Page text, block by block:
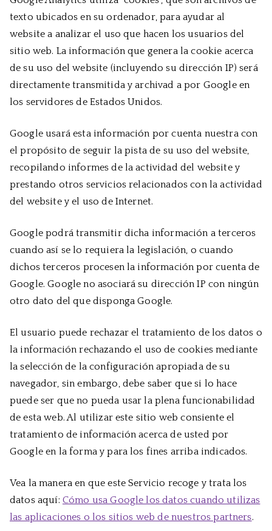
texto ubicados en su ordenador, para ayudar al
website a analizar el uso que hacen los usuarios del
sitio web. La información que genera la cookie acerca
de su uso del website (incluyendo su dirección IP) será
directamente transmitida y archivad a por Google en
los servidores de Estados Unidos.
Google usará esta información por cuenta nuestra con
el propósito de seguir la pista de su uso del website,
recopilando informes de la actividad del website y
prestando otros servicios relacionados con la actividad
del website y el uso de Internet.
Google podrá transmitir dicha información a terceros
cuando así se lo requiera la legislación, o cuando
dichos terceros procesen la información por cuenta de
Google. Google no asociará su dirección IP con ningún
otro dato del que disponga Google.
El usuario puede rechazar el tratamiento de los datos o
la información rechazando el uso de cookies mediante
la selección de la configuración apropiada de su
navegador, sin embargo, debe saber que si lo hace
puede ser que no pueda usar la plena funcionabilidad
de esta web. Al utilizar este sitio web consiente el
tratamiento de información acerca de usted por
Google en la forma y para los fines arriba indicados.
Vea la manera en que este Servicio recoge y trata los
datos aquí: Cómo usa Google los datos cuando utilizas
las aplicaciones o los sitios web de nuestros partners.